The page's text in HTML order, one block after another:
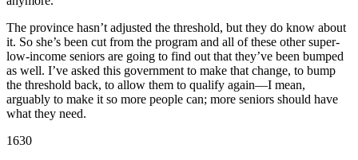
The province hasn’t adjusted the threshold, but they do know about
it. So she’s been cut from the program and all of these other super-
low-income seniors are going to find out that they’ve been bumped
as well. I’ve asked this government to make that change, to bump
the threshold back, to allow them to qualify again—I mean,
arguably to make it so more people can; more seniors should have
what they need.
1630